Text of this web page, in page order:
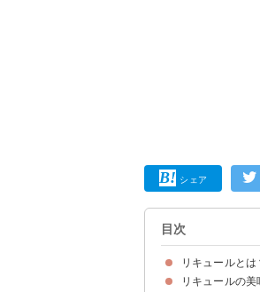
シェア
目次
リキュールと
リキュールは
リキュールの
リキュールの